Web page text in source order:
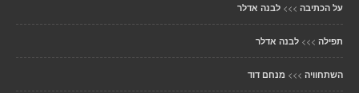
על הכתיבה >>> לבנה אדלר
תפילה >>> לבנה אדלר
השתחוויה >>> מנחם דוד